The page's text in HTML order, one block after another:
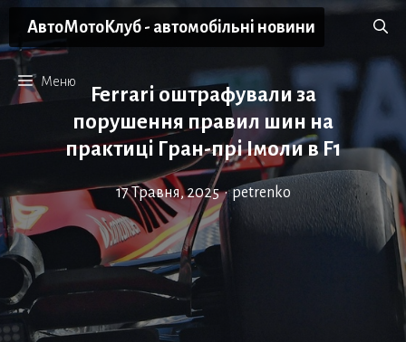
Перейти
вмісту
АвтоМотоКлуб - автомобільні новини
Меню
Ferrari оштрафували за
порушення правил шин на
практиці Гран-прі Імоли в F1
17 Травня, 2025 • petrenko